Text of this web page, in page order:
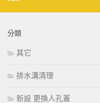
分類
其它
排水溝清理
新設 更換人孔蓋